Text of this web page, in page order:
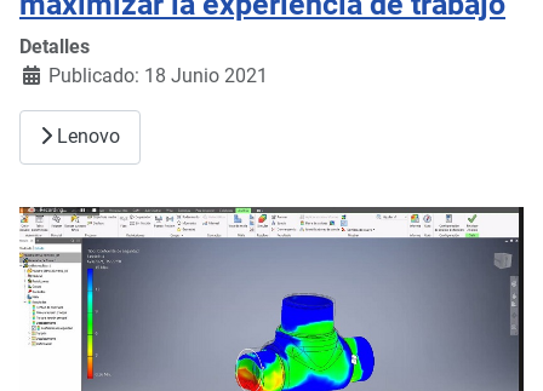
Detalles
Publicado: 18 Junio 2021
Lenovo